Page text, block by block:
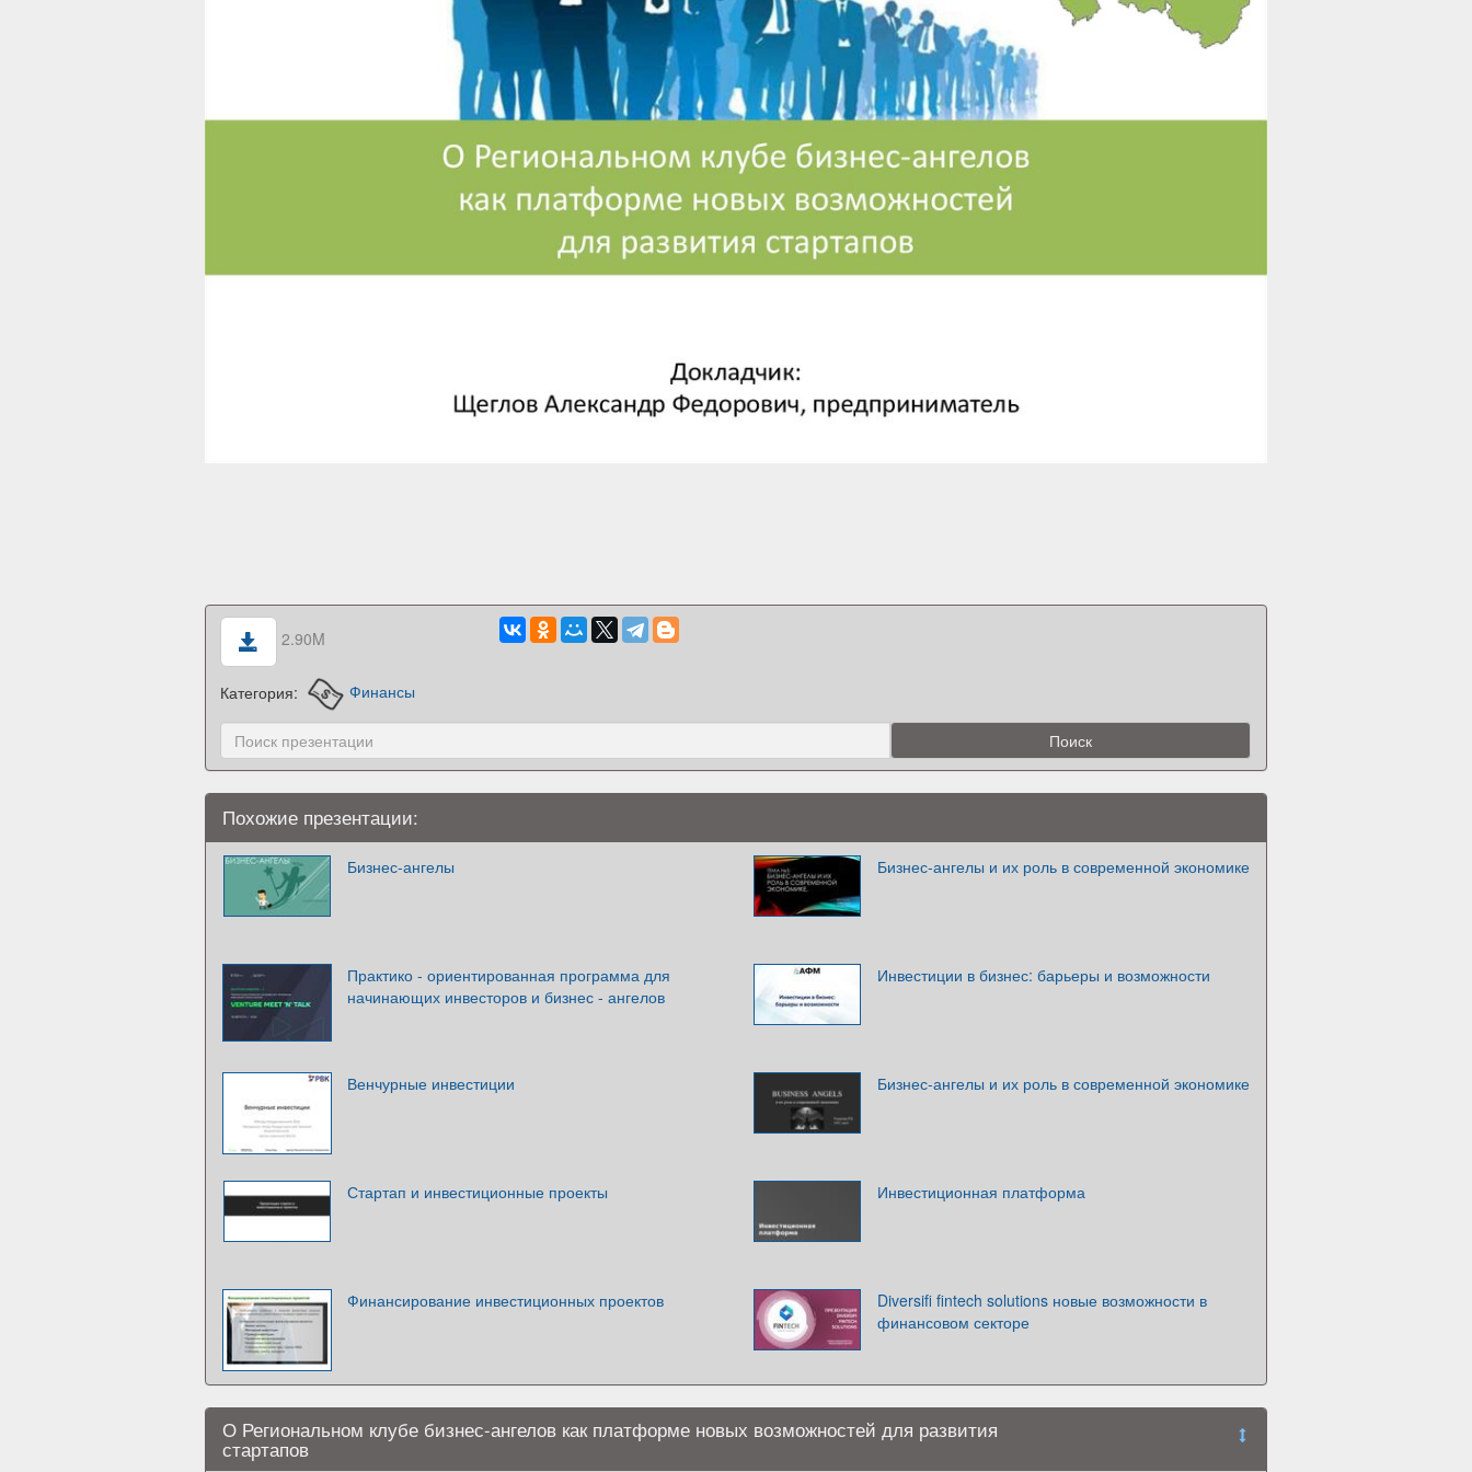
2.90M
Категория: Финансы
Похожие презентации:
Бизнес-ангелы Бизнес-ангелы и их роль в современной экономике
Практико - ориентированная программа для
начинающих инвесторов и бизнес - ангелов
Инвестиции в бизнес: барьеры и возможности
Венчурные инвестиции Бизнес-ангелы и их роль в современной экономике
Стартап и инвестиционные проекты Инвестиционная платформа
Финансирование инвестиционных проектов
Diversifi fintech solutions новые возможности в
финансовом секторе
О Региональном клубе бизнес-ангелов как платформе новых возможностей для развития
стартапов